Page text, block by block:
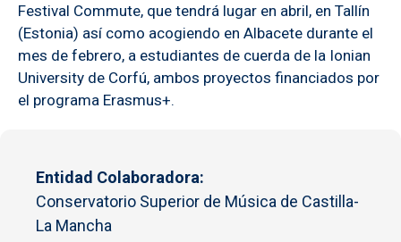
Festival Commute, que tendrá lugar en abril, en Tallín
(Estonia) así como acogiendo en Albacete durante el
mes de febrero, a estudiantes de cuerda de la Ionian
University de Corfú, ambos proyectos financiados por
el programa Erasmus+.
Entidad Colaboradora
Conservatorio Superior de Música de Castilla-
La Mancha